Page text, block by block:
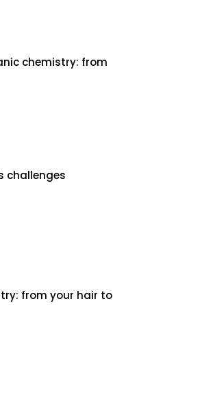
chemistry: from
challenges
from your hair to